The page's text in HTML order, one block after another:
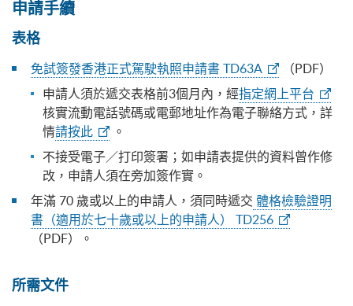
申請手續
表格
免試簽發香港正式駕駛執照申請書 TD63A （PDF）
申請人須於遞交表格前3個月內，經指定網上平台
核實流動電話號碼或電郵地址作為電子聯絡方式，詳
情請按此
。
不接受電子／打印簽署；如申請表提供的資料曾作修
改，申請人須在旁加簽作實。
年滿 70 歲或以上的申請人，須同時遞交 體格檢驗證明
書（適用於七十歲或以上的申請人） TD256
（PDF）。
所需文件